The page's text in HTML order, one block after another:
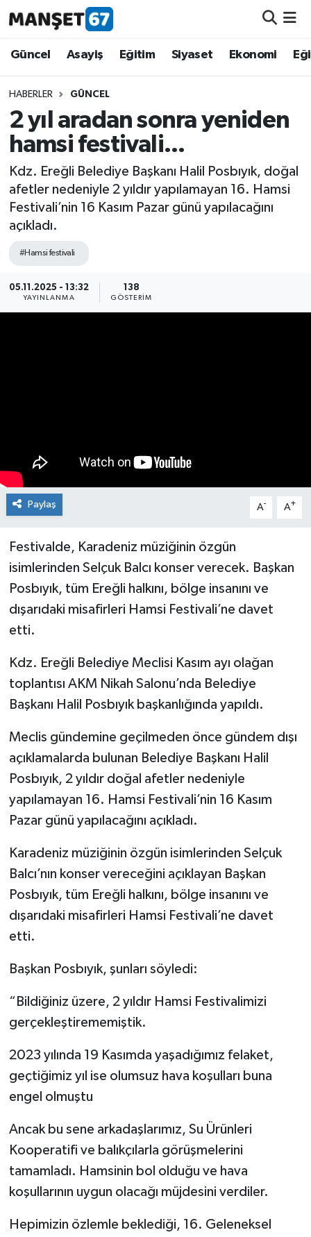
Güncel Asayiş Eğitim Siyaset Ekonomi
HABERLER GÜNCEL
2 yıl aradan sonra yeniden
hamsi festivali...
Kdz. Ereğli Belediye Başkanı Halil Posbıyık, doğal
afetler nedeniyle 2 yıldır yapılamayan 16. Hamsi
Festivali’nin 16 Kasım Pazar günü yapılacağını
açıkladı.
#Hamsi festivali
05.11.2025 - 13:32
YAYINLANMA
138
GÖSTERIM
Paylaş A- A+
Festivalde, Karadeniz müziğinin özgün
isimlerinden Selçuk Balcı konser verecek. Başkan
Posbıyık, tüm Ereğli halkını, bölge insanını ve
dışarıdaki misafirleri Hamsi Festivali’ne davet
etti.
Kdz. Ereğli Belediye Meclisi Kasım ayı olağan
toplantısı AKM Nikah Salonu’nda Belediye
Başkanı Halil Posbıyık başkanlığında yapıldı.
Meclis gündemine geçilmeden önce gündem dışı
açıklamalarda bulunan Belediye Başkanı Halil
Posbıyık, 2 yıldır doğal afetler nedeniyle
yapılamayan 16. Hamsi Festivali’nin 16 Kasım
Pazar günü yapılacağını açıkladı.
Karadeniz müziğinin özgün isimlerinden Selçuk
Balcı’nın konser vereceğini açıklayan Başkan
Posbıyık, tüm Ereğli halkını, bölge insanını ve
dışarıdaki misafirleri Hamsi Festivali’ne davet
etti.
Başkan Posbıyık, şunları söyledi:
“Bildiğiniz üzere, 2 yıldır Hamsi Festivalimizi
gerçekleştirememiştik.
2023 yılında 19 Kasımda yaşadığımız felaket,
geçtiğimiz yıl ise olumsuz hava koşulları buna
engel olmuştu
Ancak bu sene arkadaşlarımız, Su Ürünleri
Kooperatifi ve balıkçılarla görüşmelerini
tamamladı. Hamsinin bol olduğu ve hava
koşullarının uygun olacağı müjdesini verdiler.
Hepimizin özlemle beklediği, 16. Geleneksel
Güncel
Asayiş
Siyaset
Eğitim
Ekonomi
Magazin